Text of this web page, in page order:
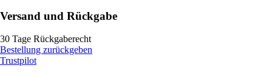
Versand und Rückgabe
30 Tage Rückgaberecht
Bestellung zurückgeben
Trustpilot